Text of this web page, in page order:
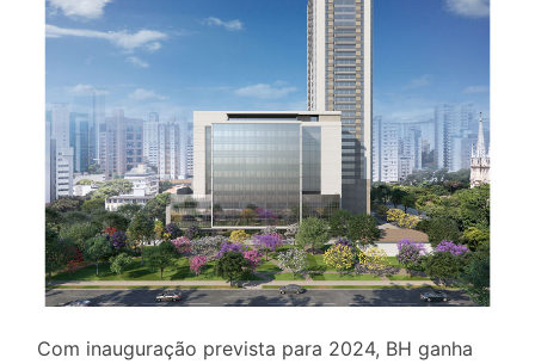
Com inauguração prevista para 2024, BH ganha